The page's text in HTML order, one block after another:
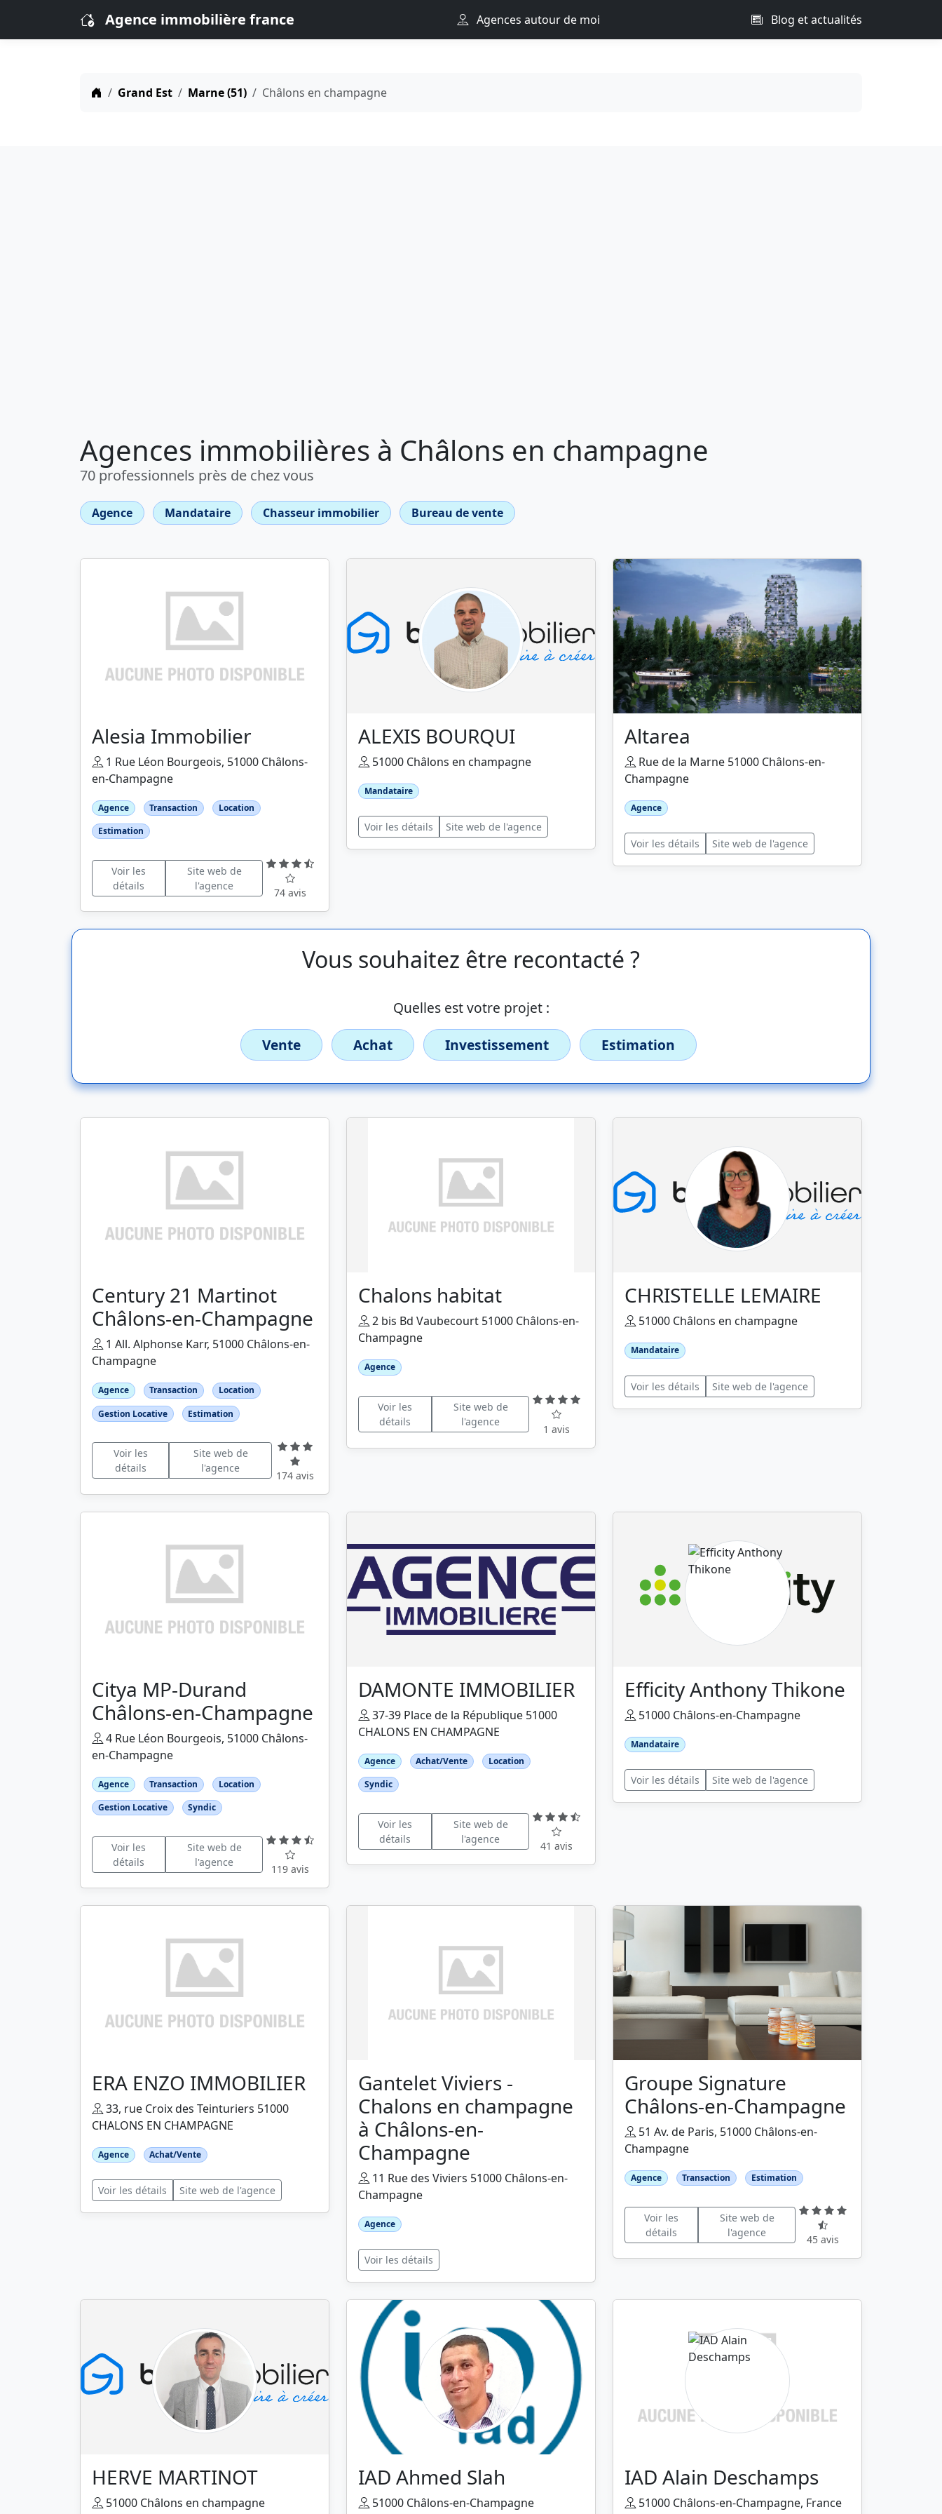
Agence immobilière france Agences autour de moi Blog et actualités
Grand Est Marne (51) Châlons en champagne
Agences immobilières à Châlons en champagne
70 professionnels près de chez vous
Agence Mandataire Chasseur immobilier Bureau de vente
Alesia Immobilier
1 Rue Léon Bourgeois, 51000 Châlons-
en-Champagne
Agence Transaction
Location
Estimation
Voir les
détails
Site web de
l'agence
74 avis
ALEXIS BOURQUI
51000 Châlons en champagne
Mandataire
Voir les détails Site web de l'agence
Altarea
Rue de la Marne 51000 Châlons-en-
Champagne
Agence
Voir les détails Site web de l'agence
Vous souhaitez être recontacté ?
Quelles est votre projet :
Vente
Achat Investissement Estimation
Century 21 Martinot
Châlons-en-Champagne
1 All. Alphonse Karr, 51000 Châlons-en-
Champagne
Agence Transaction
Location
Gestion Locative
Estimation
Voir les
détails
Site web de
l'agence
174 avis
Chalons habitat
2 bis Bd Vaubecourt 51000 Châlons-en-
Champagne
Agence
Voir les
détails
Site web de
l'agence
1 avis
CHRISTELLE LEMAIRE
51000 Châlons en champagne
Mandataire
Voir les détails Site web de l'agence
Citya MP-Durand
Châlons-en-Champagne
4 Rue Léon Bourgeois, 51000 Châlons-
en-Champagne
Agence Transaction
Location
Gestion Locative
Syndic
Voir les
détails
Site web de
l'agence
119 avis
DAMONTE IMMOBILIER
37-39 Place de la République 51000
CHALONS EN CHAMPAGNE
Agence Achat/Vente
Location
Syndic
Voir les
détails
Site web de
l'agence
41 avis
Efficity Anthony Thikone
51000 Châlons-en-Champagne
Mandataire
Voir les détails Site web de l'agence
ERA ENZO IMMOBILIER
33, rue Croix des Teinturiers 51000
CHALONS EN CHAMPAGNE
Agence Achat/Vente
Voir les détails Site web de l'agence
Gantelet Viviers -
Chalons en champagne
à Châlons-en-
Champagne
11 Rue des Viviers 51000 Châlons-en-
Champagne
Agence
Voir les détails
Groupe Signature
Châlons-en-Champagne
51 Av. de Paris, 51000 Châlons-en-
Champagne
Agence Transaction Estimation
Voir les
détails
Site web de
l'agence
45 avis
HERVE MARTINOT
51000 Châlons en champagne
IAD Ahmed Slah
51000 Châlons-en-Champagne
IAD Alain Deschamps
51000 Châlons-en-Champagne, France